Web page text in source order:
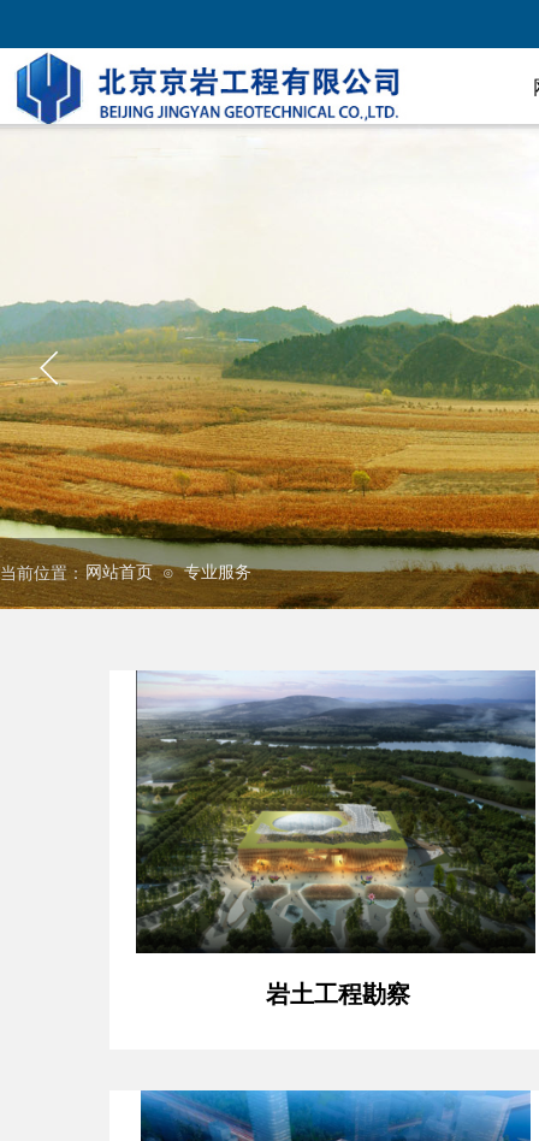
当前位置： 网站首页 ⊙ 专业服务
岩土工程勘察